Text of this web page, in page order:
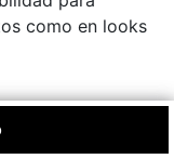
como en looks